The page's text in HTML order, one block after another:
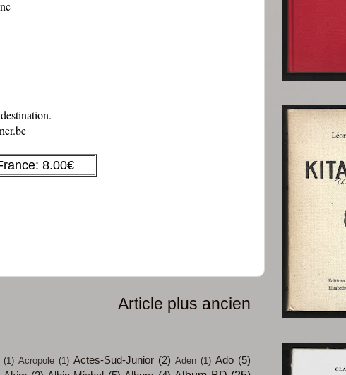
8.00€
Article plus ancien
(1) Acropole (1) Actes-Sud-Junior (2) Aden (1) Ado (5)